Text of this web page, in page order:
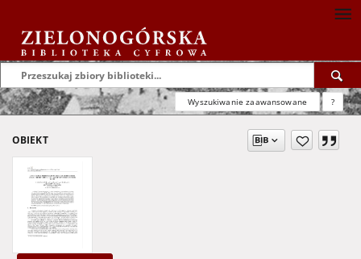
Wyszukiwanie zaawansowane ?
OBIEKT